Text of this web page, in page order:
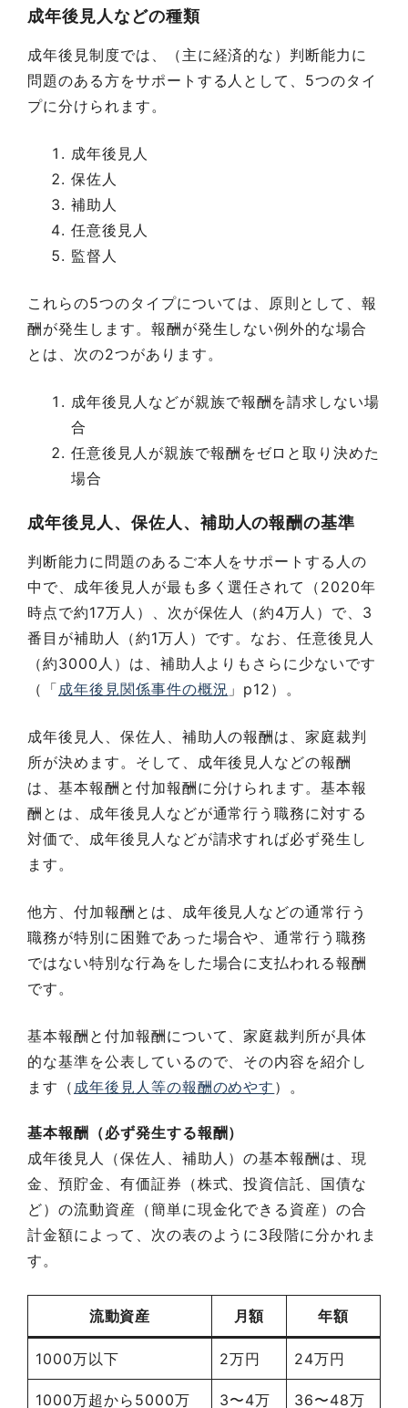
成年後見人などの種類
成年後見制度では、（主に経済的な）判断能力に
問題のある方をサポートする人として、5つのタイ
プに分けられます。
成年後見人
保佐人
補助人
任意後見人
監督人
これらの5つのタイプについては、原則として、報
酬が発生します。報酬が発生しない例外的な場合
とは、次の2つがあります。
成年後見人などが親族で報酬を請求しない場
合
任意後見人が親族で報酬をゼロと取り決めた
場合
成年後見人、保佐人、補助人の報酬の基準
判断能力に問題のあるご本人をサポートする人の
中で、成年後見人が最も多く選任されて（2020年
時点で約17万人）、次が保佐人（約4万人）で、3
番目が補助人（約1万人）です。なお、任意後見人
（約3000人）は、補助人よりもさらに少ないです
（「成年後見関係事件の概況 」p12）。
成年後見人、保佐人、補助人の報酬は、家庭裁判
所が決めます。そして、成年後見人などの報酬
は、基本報酬と付加報酬に分けられます。基本報
酬とは、成年後見人などが通常行う職務に対する
対価で、成年後見人などが請求すれば必ず発生し
ます。
他方、付加報酬とは、成年後見人などの通常行う
職務が特別に困難であった場合や、通常行う職務
ではない特別な行為をした場合に支払われる報酬
です。
基本報酬と付加報酬について、家庭裁判所が具体
的な基準を公表しているので、その内容を紹介し
ます（ 成年後見人等の報酬のめやす ）。
基本報酬（必ず発生する報酬）
成年後見人（保佐人、補助人）の基本報酬は、現
金、預貯金、有価証券（株式、投資信託、国債な
ど）の流動資産（簡単に現金化できる資産）の合
計金額によって、次の表のように3段階に分かれま
す。
流動資産 月額 年額
1000万以下 2万円 24万円
1000万超から5000万 3〜4万 36〜48万